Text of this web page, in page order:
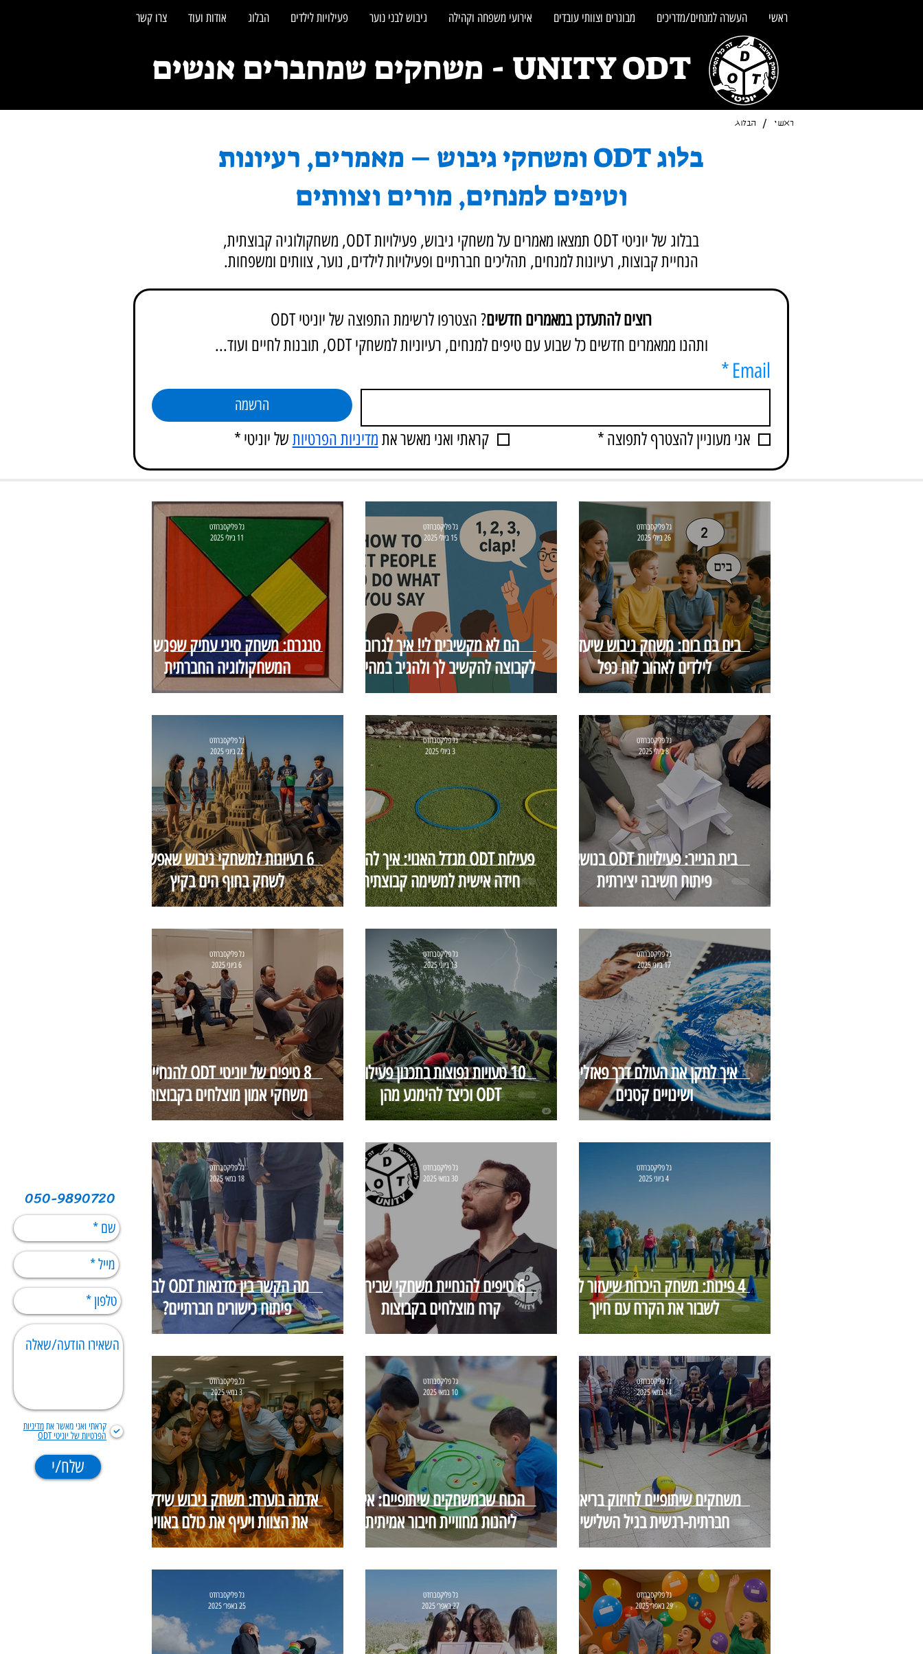
UNITY ODT - משחקים שמחברים אנשים
ראשי העשרה למנחים/מדריכים מבוגרים וצוותי עובדים אירועי משפחה וקהילה גיבוש לבני נוער פעילויות לילדים הבלוג אודות ועוד צרו קשר
050-9890720
קראתי ואני מאשר אתמדיניות
הפרטיות של יוניטי ODT
שלח/י
ראשי / הבלוג
בלוג ODT ומשחקי גיבוש – מאמרים, רעיונות
וטיפים למנחים, מורים וצוותים
בבלוג של יוניטי ODT תמצאו מאמרים על משחקי גיבוש, פעילויות ODT, משחקולוגיה קבוצתית,
הנחיית קבוצות, רעיונות למנחים, תהליכים חברתיים ופעילויות לילדים, נוער, צוותים ומשפחות.
רוצים להתעדכן במאמרים חדשים? הצטרפו לרשימת התפוצה של יוניטי ODT
ותהנו ממאמרים חדשים כל שבוע עם טיפים למנחים, רעיוניות למשחקי ODT, תובנות לחיים ועוד...
Email
*
הרשמה
אני מעוניין להצטרף לתפוצה * קראתי ואני מאשר את מדיניות הפרטיות של יוניטי *
בים בם בום: משחק גיבוש שיעזור
לילדים לאהוב לוח כפל
גל פליקסברודט
26 ביולי 2025
הם לא מקשיבים לי! איך לגרום
לקבוצה להקשיב לך ולהגיב במהירות
גל פליקסברודט
15 ביולי 2025
טנגרם: משחק סיני עתיק שפגש את
המשחקולוגיה החברתית
גל פליקסברודט
11 ביולי 2025
בית הנייר: פעילויות ODT בנושא
פיתוח חשיבה יצירתית
גל פליקסברודט
8 ביולי 2025
פעילות ODT מגדל האנוי: איך להפוך
חידה אישית למשימה קבוצתית
גל פליקסברודט
3 ביולי 2025
6 רעיונות למשחקי גיבוש שאפשר
לשחק בחוף הים בקיץ
גל פליקסברודט
22 ביוני 2025
איך לתקן את העולם דרך פאזלים
ושינויים קטנים
גל פליקסברודט
17 ביוני 2025
10 טעויות נפוצות בתכנון פעילות
ODT וכיצד להימנע מהן
גל פליקסברודט
13 ביוני 2025
8 טיפים של יוניטי ODT להנחיית
משחקי אמון מוצלחים בקבוצות
גל פליקסברודט
6 ביוני 2025
4 פינות: משחק היכרות שיעזור לכם
לשבור את הקרח עם חיוך
גל פליקסברודט
4 ביוני 2025
6 טיפים להנחיית משחקי שבירת
קרח מוצלחים בקבוצות
גל פליקסברודט
30 במאי 2025
מה הקשר בין סדנאות ODT לבין
פיתוח כישורים חברתיים?
גל פליקסברודט
18 במאי 2025
משחקים שיתופיים לחיזוק בריאות
חברתית-רגשית בגיל השלישי
גל פליקסברודט
14 במאי 2025
הכוח שבמשחקים שיתופיים: איך
ליהנות מחוויית חיבור אמיתית
גל פליקסברודט
10 במאי 2025
אדמה בוערת: משחק גיבוש שידליק
את הצוות ויעיף את כולם באוויר
גל פליקסברודט
3 במאי 2025
גל פליקסברודט
29 באפר׳ 2025
גל פליקסברודט
27 באפר׳ 2025
גל פליקסברודט
25 באפר׳ 2025